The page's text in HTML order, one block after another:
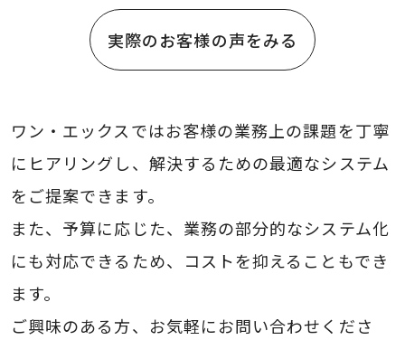
実際のお客様の声をみる
ワン・エックスではお客様の業務上の課題を丁寧
にヒアリングし、解決するための最適なシステム
をご提案できます。
また、予算に応じた、業務の部分的なシステム化
にも対応できるため、コストを抑えることもでき
ます。
ご興味のある方、お気軽にお問い合わせくださ